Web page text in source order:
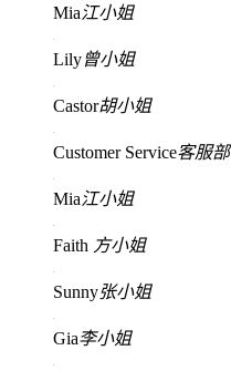
Mia江小姐
Lily曾小姐
Castor胡小姐
Customer Service客服部
Mia江小姐
Faith 方小姐
Sunny张小姐
Gia李小姐